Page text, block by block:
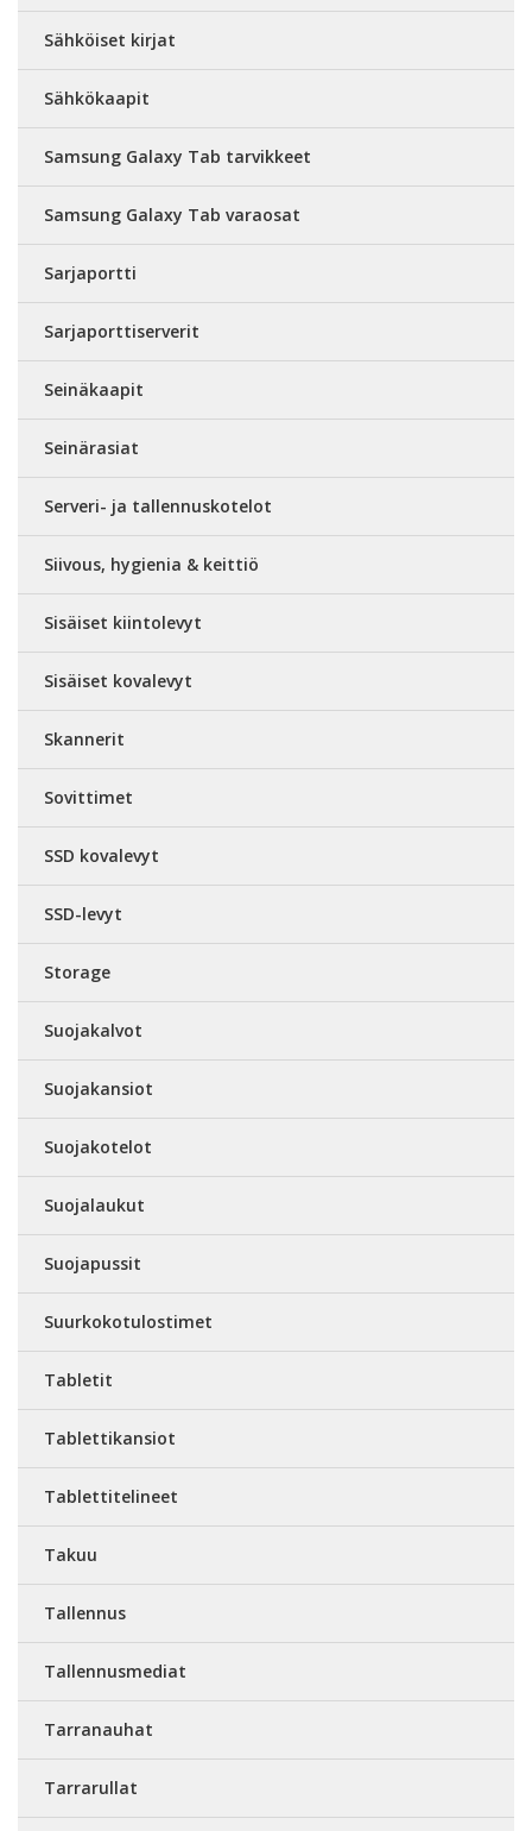
Sähköiset kirjat
Sähkökaapit
Samsung Galaxy Tab tarvikkeet
Samsung Galaxy Tab varaosat
Sarjaportti
Sarjaporttiserverit
Seinäkaapit
Seinärasiat
Serveri- ja tallennuskotelot
Siivous, hygienia & keittiö
Sisäiset kiintolevyt
Sisäiset kovalevyt
Skannerit
Sovittimet
SSD kovalevyt
SSD-levyt
Storage
Suojakalvot
Suojakansiot
Suojakotelot
Suojalaukut
Suojapussit
Suurkokotulostimet
Tabletit
Tablettikansiot
Tablettitelineet
Takuu
Tallennus
Tallennusmediat
Tarranauhat
Tarrarullat